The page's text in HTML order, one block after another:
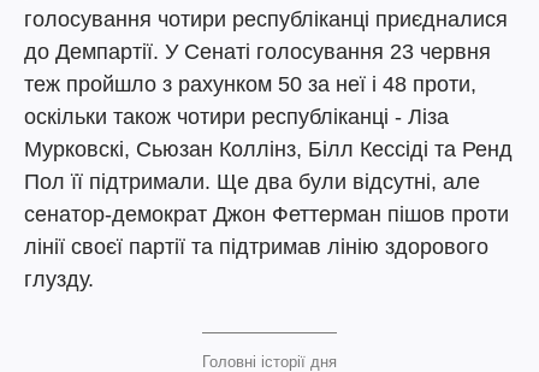
голосування чотири республіканці приєдналися
до Демпартії. У Сенаті голосування 23 червня
теж пройшло з рахунком 50 за неї і 48 проти,
оскільки також чотири республіканці - Ліза
Мурковскі, Сьюзан Коллінз, Білл Кессіді та Ренд
Пол її підтримали. Ще два були відсутні, але
сенатор-демократ Джон Феттерман пішов проти
лінії своєї партії та підтримав лінію здорового
глузду.
Головні історії дня